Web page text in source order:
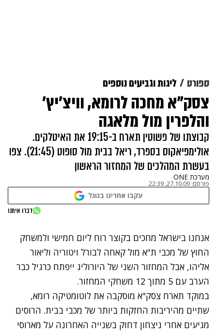
ספורט ליגות וגביעים נוספים
צסק"א מחכה לרומא, וויצ'יץ'
והלפרין מול מלאגה
קבוצתו של פשוטין תארח ב-19:15 את האיטלקים.
אולימפיאקוס בספרד, ריאל בבית מול סופוט (21:45). צפו
בעשרת המהלכים של המחזור הראשון
מערכת ONE
פורסם: 27.10.09, 22:39
עקבו אחרינו בגוגל
דברו איתנו
נתקלנו בבעיה
נסה שוב
אנחנו בישראל מחכים בקוצר רוח ליום חמישי ולמשחק
החוץ של מכבי ת"א מול קאחה לבורל ויטוריה וליאור
אליהו, אבל המחזור השני של היורוליג ייפתח כרגיל כבר
הערב עם 5 מתוך 12 משחקי המחזור.
במוקד תארח צסק"א מוסקבה את לוטומטיקה רומא,
שתיים מהיריבות החזקות ביותר של מכבי בבית. הרוסים
מגיעים אחרי ניצחון דחוק בשנייה האחרונה על מארוסי